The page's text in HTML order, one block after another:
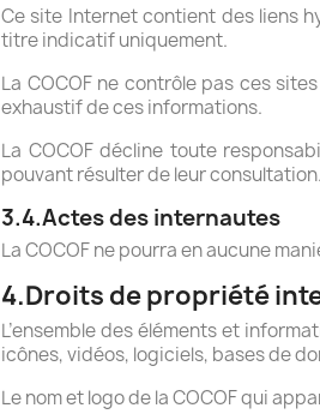
Ce site Internet contient des liens
titre indicatif uniquement.
La COCOF ne contrôle pas ces
exhaustif de ces informations.
La COCOF décline toute
pouvant résulter de leur consultation.
3.4.Actes des internautes
La COCOF ne pourra en aucune
4.Droits de propriété
L’ensemble des éléments et
icônes, vidéos, logiciels, bases de
Le nom et logo de la COCOF qui